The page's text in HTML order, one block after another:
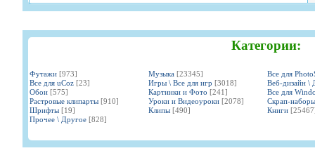
Категории:
Футажи [973] Музыка [23345]
Все для
Все для uCoz [23] Игры \ Все для игр [3018]
Веб-дизайн \
Обои [575] Картинки и Фото [241]
Все для
Растровые клипарты [910] Уроки и Видеоуроки [2078]
Скрап-наборы
Шрифты [19] Клипы [490] Книги
Прочее \ Другое [828]